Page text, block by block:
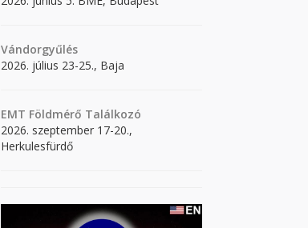
Vándorgyűlés
2026. július 23-25., Baja
EMT Földmérő Találkozó
2026. szeptember 17-20.,
Herkulesfürdő